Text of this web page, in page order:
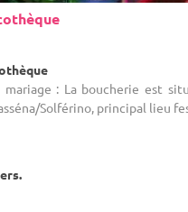
: La boucherie est
Solférino, principal lieu